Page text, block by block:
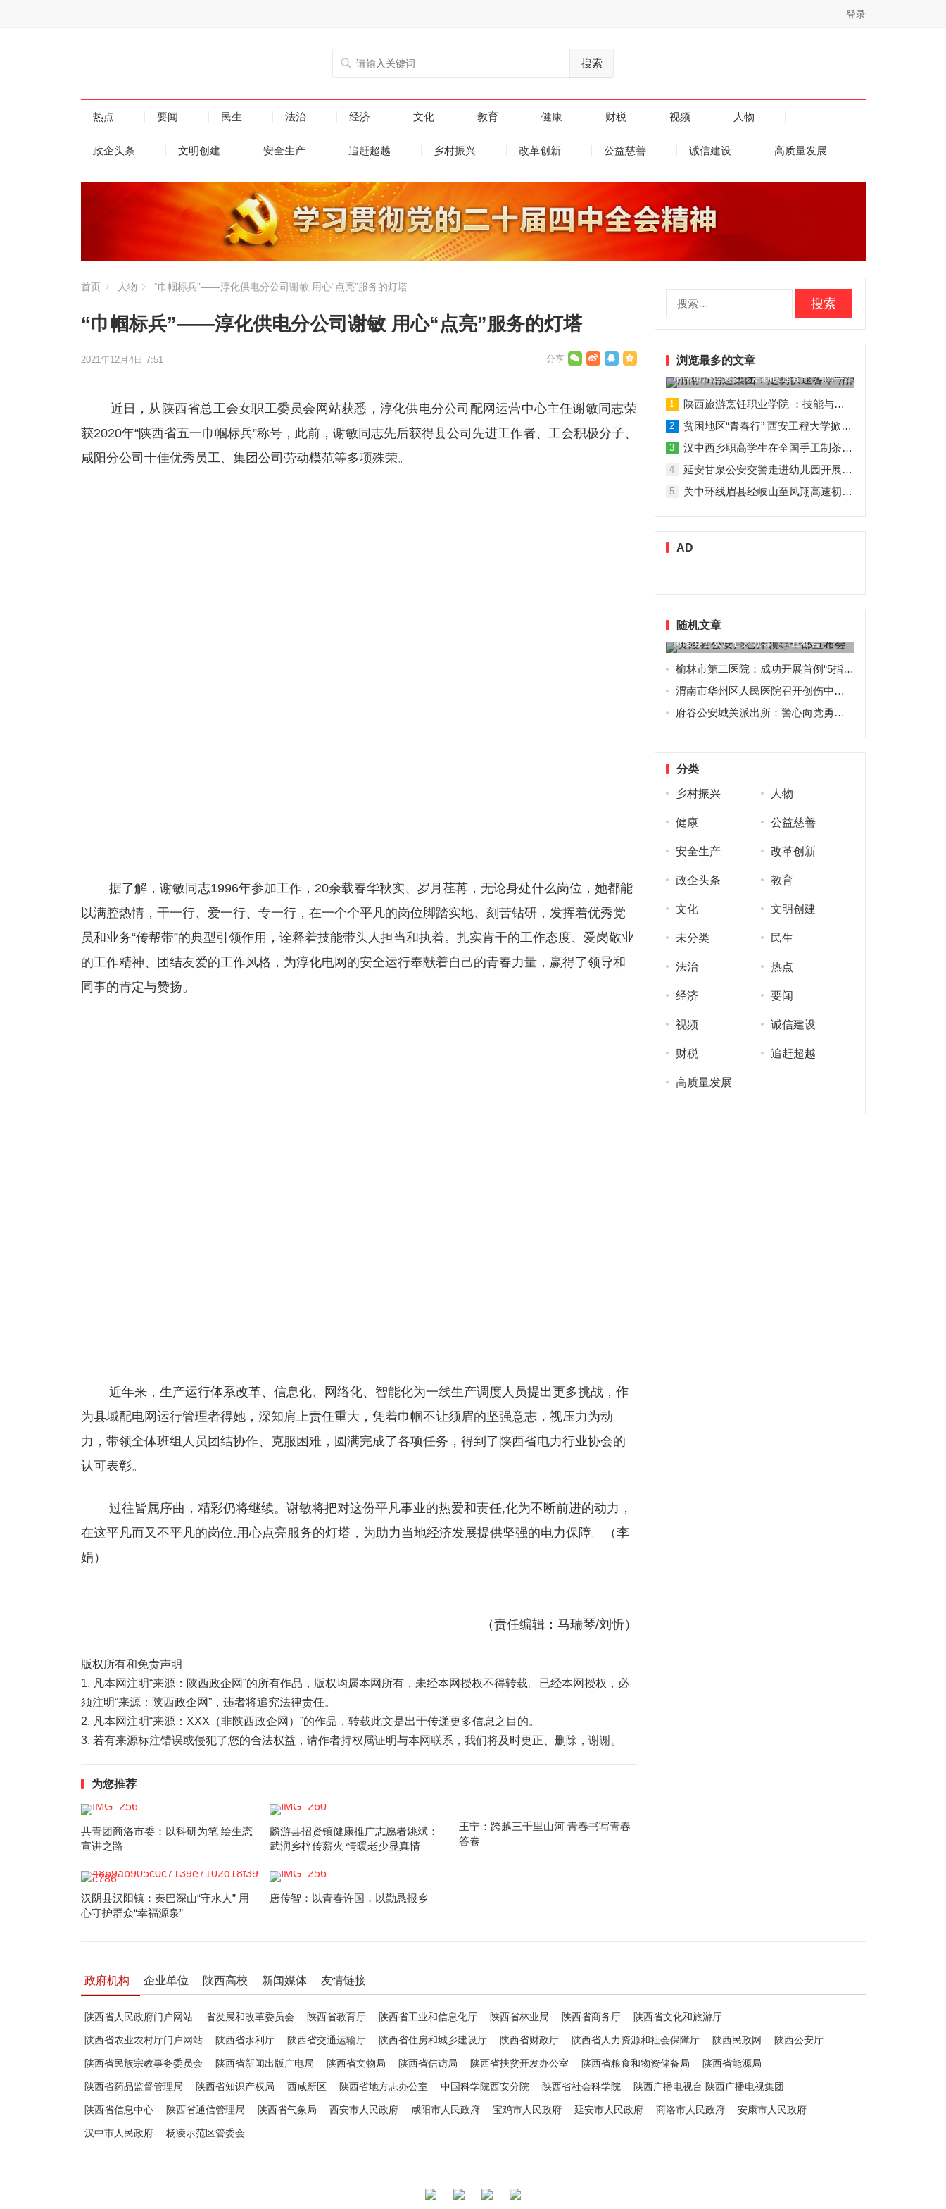
登录
搜索
热点 要闻 民生 法治 经济 文化 教育 健康 财税 视频 人物
政企头条 文明创建 安全生产 追赶超越 乡村振兴 改革创新 公益慈善 诚信建设 高质量发展
首页 人物 “巾帼标兵”——淳化供电分公司谢敏 用心“点亮”服务的灯塔
“巾帼标兵”——淳化供电分公司谢敏 用心“点亮”服务的灯塔
2021年12月4日 7:51
近日，从陕西省总工会女职工委员会网站获悉，淳化供电分公司配网运营中心主任谢敏同志荣
获2020年“陕西省五一巾帼标兵”称号，此前，谢敏同志先后获得县公司先进工作者、工会积极分子、
咸阳分公司十佳优秀员工、集团公司劳动模范等多项殊荣。
据了解，谢敏同志1996年参加工作，20余载春华秋实、岁月荏苒，无论身处什么岗位，她都能
以满腔热情，干一行、爱一行、专一行，在一个个平凡的岗位脚踏实地、刻苦钻研，发挥着优秀党
员和业务“传帮带”的典型引领作用，诠释着技能带头人担当和执着。扎实肯干的工作态度、爱岗敬业
的工作精神、团结友爱的工作风格，为淳化电网的安全运行奉献着自己的青春力量，赢得了领导和
同事的肯定与赞扬。
近年来，生产运行体系改革、信息化、网络化、智能化为一线生产调度人员提出更多挑战，作
为县域配电网运行管理者得她，深知肩上责任重大，凭着巾帼不让须眉的坚强意志，视压力为动
力，带领全体班组人员团结协作、克服困难，圆满完成了各项任务，得到了陕西省电力行业协会的
认可表彰。
过往皆属序曲，精彩仍将继续。谢敏将把对这份平凡事业的热爱和责任,化为不断前进的动力，
在这平凡而又不平凡的岗位,用心点亮服务的灯塔，为助力当地经济发展提供坚强的电力保障。（李
娟）
（责任编辑：马瑞琴/刘忻）
版权所有和免责声明
1. 凡本网注明“来源：陕西政企网”的所有作品，版权均属本网所有，未经本网授权不得转载。已经本网授权，必
须注明“来源：陕西政企网”，违者将追究法律责任。
2. 凡本网注明“来源：XXX（非陕西政企网）”的作品，转载此文是出于传递更多信息之目的。
3. 若有来源标注错误或侵犯了您的合法权益，请作者持权属证明与本网联系，我们将及时更正、删除，谢谢。
为您推荐
共青团商洛市委：以科研为笔 绘生态
宣讲之路
麟游县招贤镇健康推广志愿者姚斌：
武润乡梓传薪火 情暖老少显真情
王宁：跨越三千里山河 青春书写青春
答卷
汉阴县汉阳镇：秦巴深山“守水人” 用
心守护群众“幸福源泉”
唐传智：以青春许国，以勤恳报乡
浏览最多的文章
渭南市渭运集团：定制快速客车“渭南—西安”11月1日试运营
1 陕西旅游烹饪职业学院 ：技能与理论并行 人才与企业共赢
2 贫困地区“青春行” 西安工程大学掀起“扶贫热”
3 汉中西乡职高学生在全国手工制茶大赛中创佳绩
4 延安甘泉公安交警走进幼儿园开展交通安全专题讲座活动
5 关中环线眉县经岐山至凤翔高速初步设计获批！
AD
随机文章
黄陵县公安局召开领导干部宣布会
榆林市第二医院：成功开展首例“5指离断再植术”
渭南市华州区人民医院召开创伤中心建设推进会及胸痛中心、卒中中心联合例会
府谷公安城关派出所：警心向党勇担当 擎旗奋进新时代
分类
乡村振兴 人物
健康 公益慈善
安全生产 改革创新
政企头条 教育
文化 文明创建
未分类 民生
法治 热点
经济 要闻
视频 诚信建设
财税 追赶超越
高质量发展
政府机构 企业单位 陕西高校 新闻媒体 友情链接
陕西省人民政府门户网站 省发展和改革委员会 陕西省教育厅 陕西省工业和信息化厅 陕西省林业局 陕西省商务厅 陕西省文化和旅游厅
陕西省农业农村厅门户网站 陕西省水利厅 陕西省交通运输厅 陕西省住房和城乡建设厅 陕西省财政厅 陕西省人力资源和社会保障厅 陕西民政网 陕西公安厅
陕西省民族宗教事务委员会 陕西省新闻出版广电局 陕西省文物局 陕西省信访局 陕西省扶贫开发办公室 陕西省粮食和物资储备局 陕西省能源局
陕西省药品监督管理局 陕西省知识产权局 西咸新区 陕西省地方志办公室 中国科学院西安分院 陕西省社会科学院 陕西广播电视台 陕西广播电视集团
陕西省信息中心 陕西省通信管理局 陕西省气象局 西安市人民政府 咸阳市人民政府 宝鸡市人民政府 延安市人民政府 商洛市人民政府 安康市人民政府
汉中市人民政府 杨凌示范区管委会